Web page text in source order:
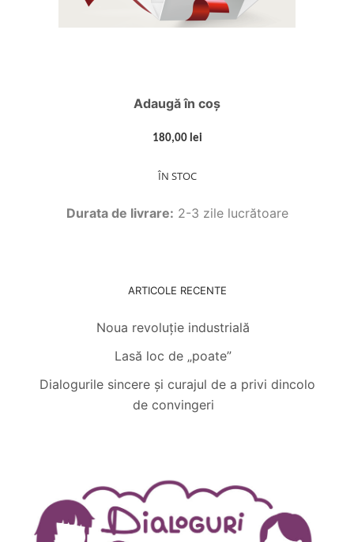
Adaugă în coș
180,00 lei
ÎN STOC
Durata de livrare: 2-3 zile lucrătoare
ARTICOLE RECENTE
Noua revoluție industrială
Lasă loc de „poate”
Dialogurile sincere și curajul de a privi dincolo
de convingeri